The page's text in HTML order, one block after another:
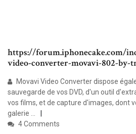
https://forum.iphonecake.com/
video-converter-movavi-802-by-
Movavi Video Converter dispose
sauvegarde de vos DVD, d'un outil
vos films, et de capture d'images, dont
galerie ...
4 Comments